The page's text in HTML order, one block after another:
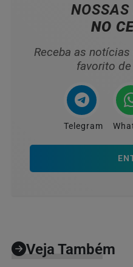
NO
Receba as
favorito
Telegram
Veja Também